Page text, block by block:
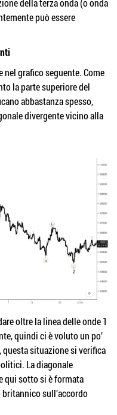
della terza onda (o onda
può essere
nel grafico seguente. Come
la parte superiore del
abbastanza spesso,
divergente vicino alla
oltre la linea delle onde 1
quindi ci è voluto un po’
situazione si verifica
La diagonale
qui sotto si è formata
sull’accordo